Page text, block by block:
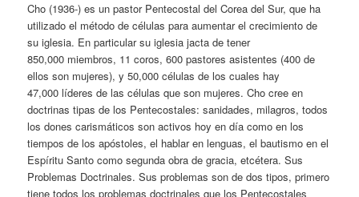
Cho (1936-) es un pastor Pentecostal del Corea del Sur, que ha
utilizado el método de células para aumentar el crecimiento de
su iglesia. En particular su iglesia jacta de tener
850,000 miembros, 11 coros, 600 pastores asistentes (400 de
ellos son mujeres), y 50,000 células de los cuales hay
47,000 líderes de las células que son mujeres. Cho cree en
doctrinas tipas de los Pentecostales: sanidades, milagros, todos
los dones carismáticos son activos hoy en día como en los
tiempos de los apóstoles, el hablar en lenguas, el bautismo en el
Espíritu Santo como segunda obra de gracia, etcétera. Sus
Problemas Doctrinales. Sus problemas son de dos tipos, primero
tiene todos los problemas doctrinales que los Pentecostales